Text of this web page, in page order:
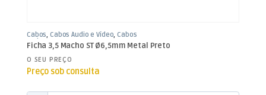
Cabos ,Cabos Áudio e Vídeo ,Cabos
Jack 3,5mm
Ficha 3,5 Macho ST Ø6,5mm Metal Preto
O SEU PREÇO
Preço sob consulta